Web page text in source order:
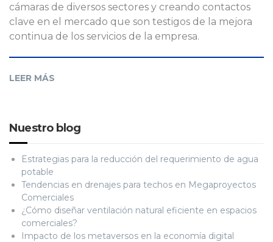
cámaras de diversos sectores y creando contactos
clave en el mercado que son testigos de la mejora
continua de los servicios de la empresa.
LEER MÁS
Nuestro blog
Estrategias para la reducción del requerimiento de agua
potable
Tendencias en drenajes para techos en Megaproyectos
Comerciales
¿Cómo diseñar ventilación natural eficiente en espacios
comerciales?
Impacto de los metaversos en la economía digital